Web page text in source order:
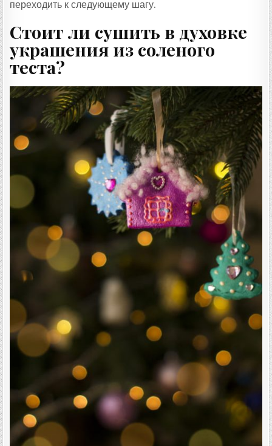
переходить к следующему шагу.
Стоит ли сушить в духовке
украшения из соленого
теста?